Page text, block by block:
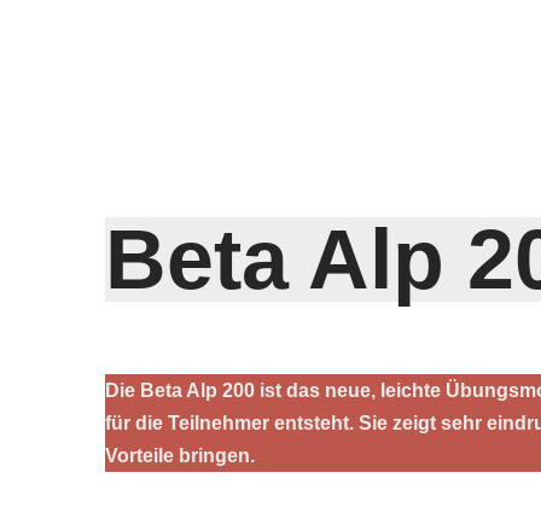
Beta Alp
Die Beta Alp 200 ist das neue, leichte
für die Teilnehmer entsteht. Sie zeigt sehr
Vorteile bringen.